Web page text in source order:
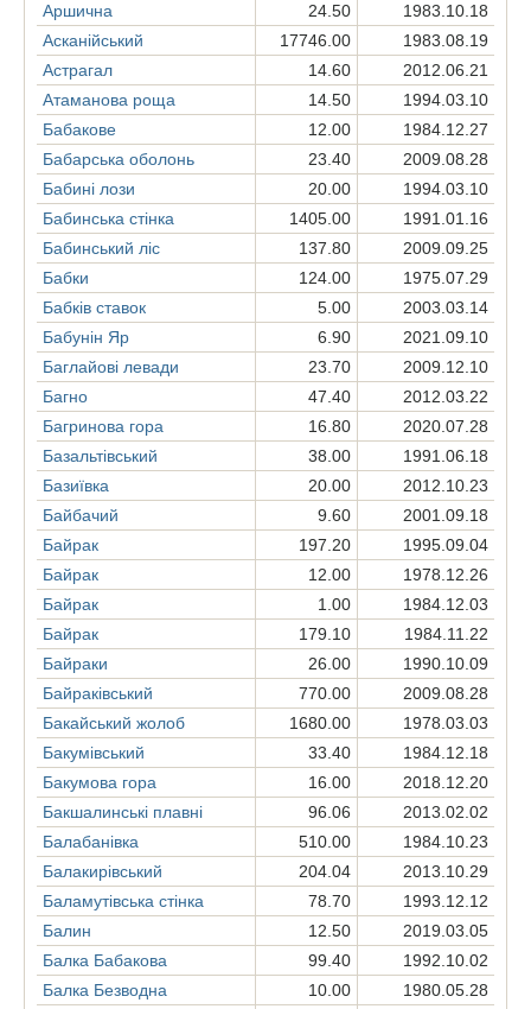
Аршична
24.50
1983.10.18
Асканійський
17746.00
1983.08.19
Астрагал
14.60
2012.06.21
Атаманова роща
14.50
1994.03.10
Бабакове
12.00
1984.12.27
Бабарська оболонь
23.40
2009.08.28
Бабині лози
20.00
1994.03.10
Бабинська стінка
1405.00
1991.01.16
Бабинський ліс
137.80
2009.09.25
Бабки
124.00
1975.07.29
Бабків ставок
5.00
2003.03.14
Бабунін Яр
6.90
2021.09.10
Баглайові левади
23.70
2009.12.10
Багно
47.40
2012.03.22
Багринова гора
16.80
2020.07.28
Базальтівський
38.00
1991.06.18
Базиївка
20.00
2012.10.23
Байбачий
9.60
2001.09.18
Байрак
197.20
1995.09.04
Байрак
12.00
1978.12.26
Байрак
1.00
1984.12.03
Байрак
179.10
1984.11.22
Байраки
26.00
1990.10.09
Байраківський
770.00
2009.08.28
Бакайський жолоб
1680.00
1978.03.03
Бакумівський
33.40
1984.12.18
Бакумова гора
16.00
2018.12.20
Бакшалинські плавні
96.06
2013.02.02
Балабанівка
510.00
1984.10.23
Балакирівський
204.04
2013.10.29
Баламутівська стінка
78.70
1993.12.12
Балин
12.50
2019.03.05
Балка Бабакова
99.40
1992.10.02
Балка Безводна
10.00
1980.05.28